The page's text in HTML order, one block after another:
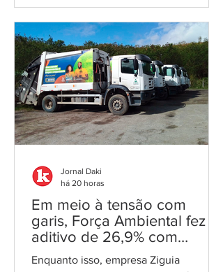
Unha e Carne Foto: reprodução A
Polícia Federal investiga o uso de
licenças ambientais falsas apresentadas
à Agência Nacional do Petróleo (ANP)
para autorizar a abertura de postos de
combustíveis em São Gonçalo, na
Região Metropolitana do Rio. Os
documentos levavam a assinatura do
ex-secretário munici
Em meio à tensão com
garis, Força Ambiental fez
aditivo de 26,9% com
prefeitura e contrato chega
Enquanto isso, empresa Ziguia
Jornal Daki
há 20 horas